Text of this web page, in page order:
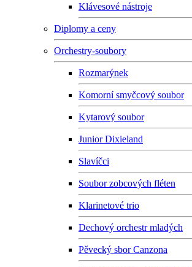
Klávesové nástroje
Diplomy a ceny
Orchestry-soubory
Rozmarýnek
Komorní smyčcový soubor
Kytarový soubor
Junior Dixieland
Slavíčci
Soubor zobcových fléten
Klarinetové trio
Dechový orchestr mladých
Pěvecký sbor Canzona